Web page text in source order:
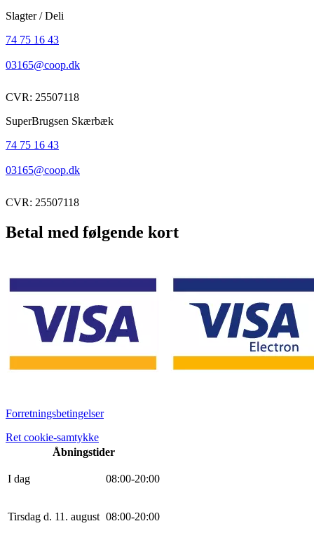
Slagter / Deli
74 75 16 43
03165@coop.dk
CVR: 25507118
SuperBrugsen Skærbæk
74 75 16 43
03165@coop.dk
CVR: 25507118
Betal med følgende kort
Forretningsbetingelser
Ret cookie-samtykke
Åbningstider
I dag 08:00-20:00
Tirsdag d. 11. august 08:00-20:00